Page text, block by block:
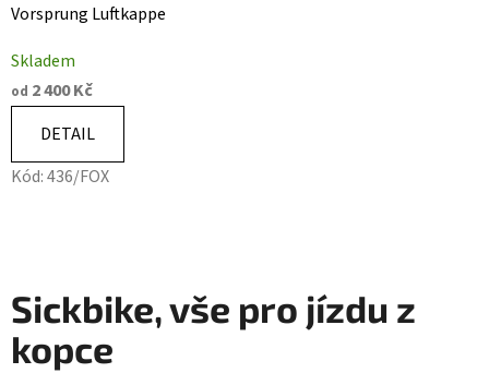
Vorsprung Luftkappe
Skladem
od 2 400 Kč
DETAIL
Kód:436/FOX
Sickbike, vše pro jízdu z
kopce